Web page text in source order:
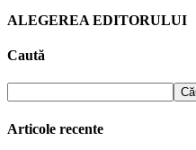
ALEGEREA EDITORULUI
Caută
Articole recente